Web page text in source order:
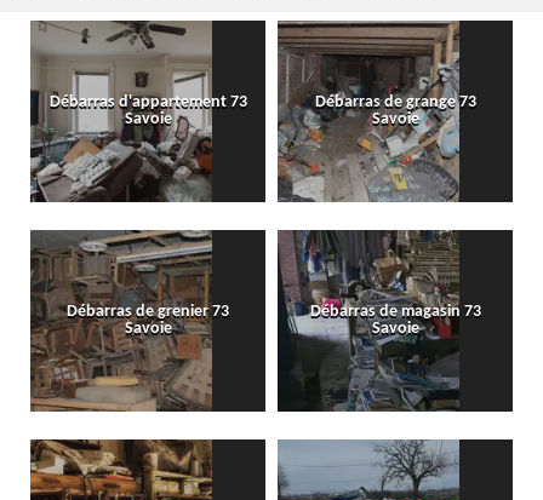
Débarras d'appartement 73
Savoie
Débarras de grange 73
Savoie
Débarras de grenier 73
Savoie
Débarras de magasin 73
Savoie